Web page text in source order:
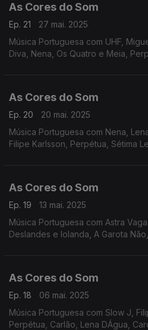
As Cores do Som
Ep. 21
27 mai. 2025
Música Portuguesa com UHF,
Diva, Nena, Os Quatro e Meia,
As Cores do Som
Ep. 20
20 mai. 2025
Música Portuguesa com Nena,
Filipe Karlsson, Perpétua, Sétima
As Cores do Som
Ep. 19
13 mai. 2025
Música Portuguesa com Astra
Deslandes e Iolanda, A Garota
As Cores do Som
Ep. 18
06 mai. 2025
Música Portuguesa com Slow J,
Perpétua, Carlão, Lena DÁgua,